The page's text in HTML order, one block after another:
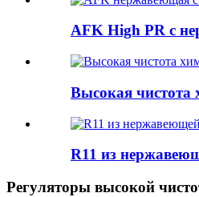
AFK High PR с
Высокая чистота
R11 из
Регуляторы высокой